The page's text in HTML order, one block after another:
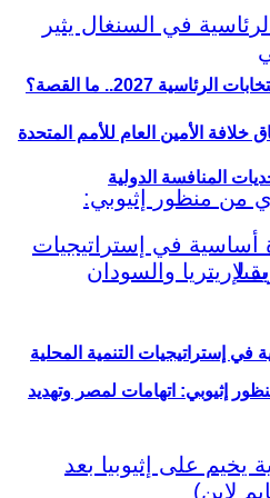
2027.. ما القصة؟
إثيوبي: اتهامات لمصر وتهديد
خلافة الأمين العام للأمم المتحدة
المنافسة الدولية
في إستراتيجيات التنمية المحلية